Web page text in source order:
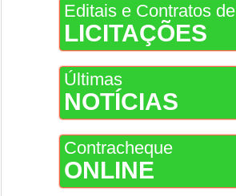
Editais e Contratos de
LICITAÇÕES
Últimas
NOTÍCIAS
Contracheque
ONLINE